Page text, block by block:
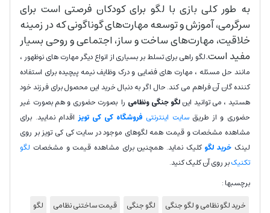
به طور کلی بازی با لگو برای کودکان فرصتی است برای
سرگرمی، آموزش و توسعه مهارت‌های گوناگونی که در زمینه
خلاقیت، مهارت‌های ساخت و ساز، اجتماعی و روحی بسیار
مفید است.لگو راهی برای تسلط بر بسیاری از انواع دیگر مهارت های نوظهور ،
مانند حل مسئله ، مهارت های فضایی و درک وظایف نیمه پیچیده برای استفاده
کننده گان آن فراهم می کند. حال اگر به دنبال خرید این محصول برای فرزند خود
هستید ، می توانید اینلگو جنگی ونظامی را بصورت حضوری و هم بصورت غیر
حضوری و از طریقسایت اینترنتی فروشگاه کی کی تویز اقدام نمایید. برای
مشاهده مشخصات و قیمت همه لگوهای موجود در سایت کی کی تویز بر روی
لینکخرید لگو کلیک نماید. همچنین برای مشاهده قیمت و مشخصات لگو
تکنیکبر روی آن کلیک کنید.
برچسبها :
خرید لگو نظامی و لگو جنگی
لگو جنگی قیمت ساختنی نظامی
لگو